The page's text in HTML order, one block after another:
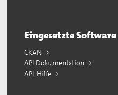
Eingesetzte Software
CKAN
API Dokumentation
API-Hilfe